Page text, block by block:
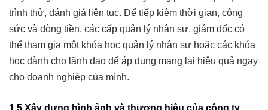
trình thử, đánh giá liên tục. Để tiếp kiệm thời gian, công
sức và dòng tiền, các cấp quản lý nhân sự, giám đốc có
thể tham gia một khóa học quản lý nhân sự hoặc các khóa
học dành cho lãnh đạo để áp dụng mang lại hiệu quả ngay
cho doanh nghiệp của mình.
1.5 Xây dựng hình ảnh và thương hiệu của công ty